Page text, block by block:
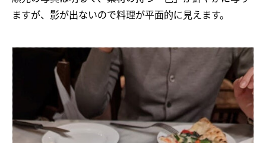
ますが、影が出ないので料理が平面的に見えます。